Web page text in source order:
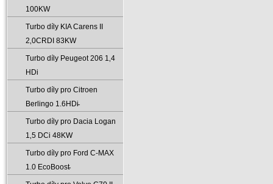
100KW
Turbo díly KIA Carens II
2‚0CRDI 83KW
Turbo díly Peugeot 206 1‚4
HDi
Turbo díly pro Citroen
Berlingo 1.6HDi̵
Turbo díly pro Dacia Logan
1‚5 DCi 48KW
Turbo díly pro Ford C-MAX
1.0 EcoBoost̵